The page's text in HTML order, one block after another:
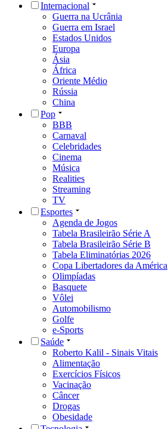
Internacional
Guerra na Ucrânia
Guerra em Israel
Estados Unidos
Europa
Ásia
África
Oriente Médio
Rússia
China
Pop
BBB
Carnaval
Celebridades
Cinema
Música
Realities
Streaming
TV
Esportes
Agenda de Jogos
Tabela Brasileirão Série A
Tabela Brasileirão Série B
Tabela Eliminatórias 2026
Copa Libertadores da América
Olimpíadas
Basquete
Vôlei
Automobilismo
Golfe
e-Sports
Saúde
Roberto Kalil - Sinais Vitais
Alimentação
Exercícios Físicos
Vacinação
Câncer
Drogas
Obesidade